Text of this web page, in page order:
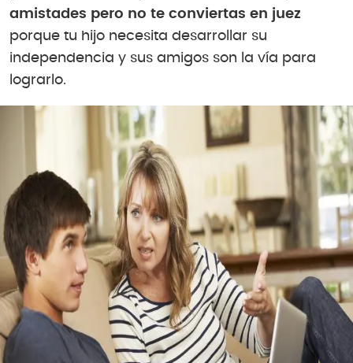
amistades pero no te conviertas en juez
porque tu hijo necesita desarrollar su
independencia y sus amigos son la vía para
lograrlo.